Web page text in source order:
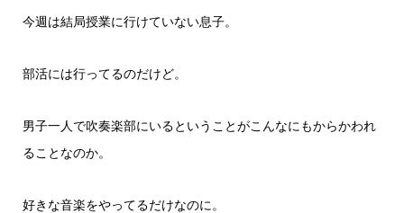
今週は結局授業に行けていない息子。
部活には行ってるのだけど。
男子一人で吹奏楽部にいるということがこんなにもからかわれ
ることなのか。
好きな音楽をやってるだけなのに。